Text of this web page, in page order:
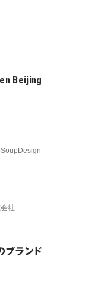
Beijing
社
ブランド